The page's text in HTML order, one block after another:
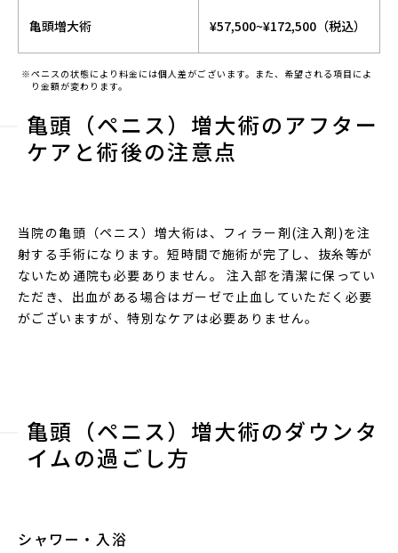
亀頭増大術 ¥57,500~¥172,500（税込）
※ペニスの状態により料金には個人差がございます。また、希望される項目によ
り金額が変わります。
亀頭（ペニス）増大術のアフター
ケアと術後の注意点
当院の亀頭（ペニス）増大術は、フィラー剤(注入剤)を注
射する手術になります。短時間で施術が完了し、抜糸等が
ないため通院も必要ありません。 注入部を清潔に保ってい
ただき、出血がある場合はガーゼで止血していただく必要
がございますが、特別なケアは必要ありません。
亀頭（ペニス）増大術のダウンタ
イムの過ごし方
シャワー・入浴